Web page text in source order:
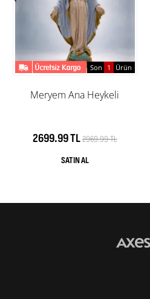
Son 1 Ürün
Meryem Ana Heykeli
2699.99 TL2969.99 TL